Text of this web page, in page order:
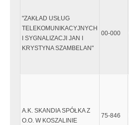
"ZAKŁAD USŁUG
TELEKOMUNIKACYJNYCH
I SYGNALIZACJI JAN I
KRYSTYNA SZAMBELAN"
00-000
A.K. SKANDIA SPÓŁKA Z
O.O. W KOSZALINIE
75-846